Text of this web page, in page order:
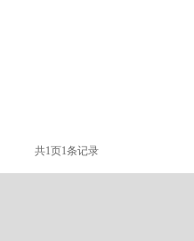
共1页1条记录